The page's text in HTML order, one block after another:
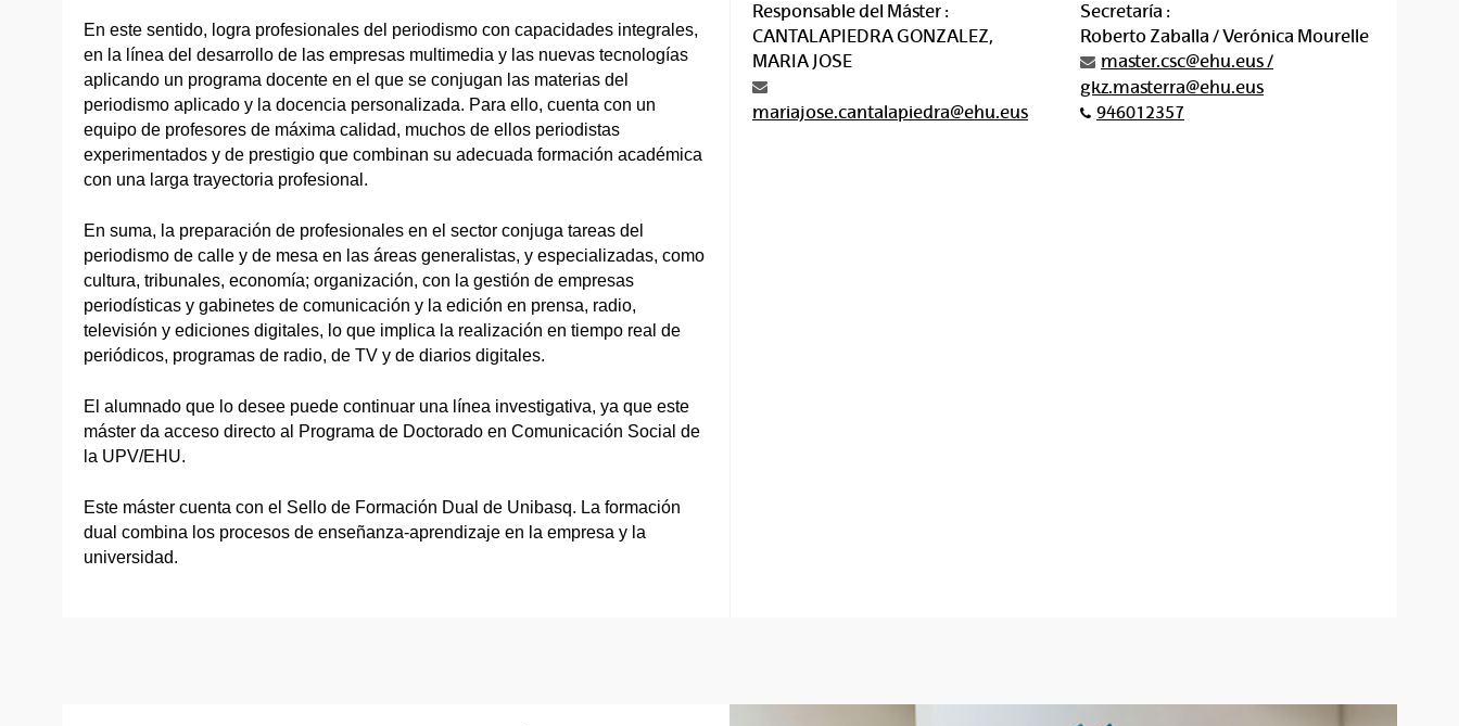
En este sentido, logra profesionales del periodismo con capacidades integrales,
en la línea del desarrollo de las empresas multimedia y las nuevas tecnologías
aplicando un programa docente en el que se conjugan las materias del
periodismo aplicado y la docencia personalizada. Para ello, cuenta con un
equipo de profesores de máxima calidad, muchos de ellos periodistas
experimentados y de prestigio que combinan su adecuada formación académica
con una larga trayectoria profesional.
En suma, la preparación de profesionales en el sector conjuga tareas del
periodismo de calle y de mesa en las áreas generalistas, y especializadas, como
cultura, tribunales, economía; organización, con la gestión de empresas
periodísticas y gabinetes de comunicación y la edición en prensa, radio,
televisión y ediciones digitales, lo que implica la realización en tiempo real de
periódicos, programas de radio, de TV y de diarios digitales.
El alumnado que lo desee puede continuar una línea investigativa, ya que este
máster da acceso directo al Programa de Doctorado en Comunicación Social de
la UPV/EHU.
Este máster cuenta con el Sello de Formación Dual de Unibasq. La formación
dual combina los procesos de enseñanza-aprendizaje en la empresa y la
universidad.
Responsable del Máster :
CANTALAPIEDRA GONZALEZ,
MARIA JOSE
mariajose.cantalapiedra@ehu.eus
Secretaría :
Roberto Zaballa / Verónica Mourelle
master.csc@ehu.eus /
gkz.masterra@ehu.eus
946012357